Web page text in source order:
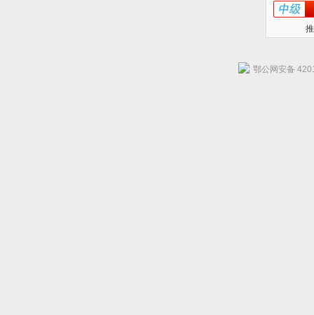
鄂公网安备